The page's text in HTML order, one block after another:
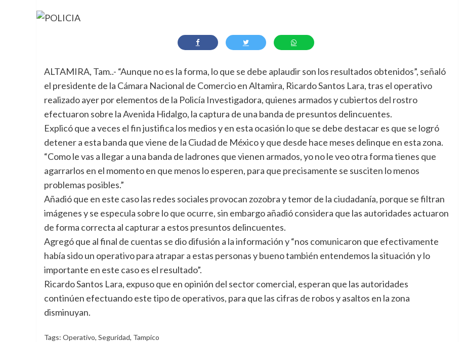
ALTAMIRA, Tam..- “Aunque no es la forma, lo que se debe aplaudir son los resultados obtenidos”, señaló
el presidente de la Cámara Nacional de Comercio en Altamira, Ricardo Santos Lara, tras el operativo
realizado ayer por elementos de la Policía Investigadora, quienes armados y cubiertos del rostro
efectuaron sobre la Avenida Hidalgo, la captura de una banda de presuntos delincuentes.
Explicó que a veces el fin justifica los medios y en esta ocasión lo que se debe destacar es que se logró
detener a esta banda que viene de la Ciudad de México y que desde hace meses delinque en esta zona.
“Como le vas a llegar a una banda de ladrones que vienen armados, yo no le veo otra forma tienes que
agarrarlos en el momento en que menos lo esperen, para que precisamente se susciten lo menos
problemas posibles.”
Añadió que en este caso las redes sociales provocan zozobra y temor de la ciudadanía, porque se filtran
imágenes y se especula sobre lo que ocurre, sin embargo añadió considera que las autoridades actuaron
de forma correcta al capturar a estos presuntos delincuentes.
Agregó que al final de cuentas se dio difusión a la información y “nos comunicaron que efectivamente
había sido un operativo para atrapar a estas personas y bueno también entendemos la situación y lo
importante en este caso es el resultado”.
Ricardo Santos Lara, expuso que en opinión del sector comercial, esperan que las autoridades
continúen efectuando este tipo de operativos, para que las cifras de robos y asaltos en la zona
disminuyan.
Tags: Operativo, Seguridad, Tampico